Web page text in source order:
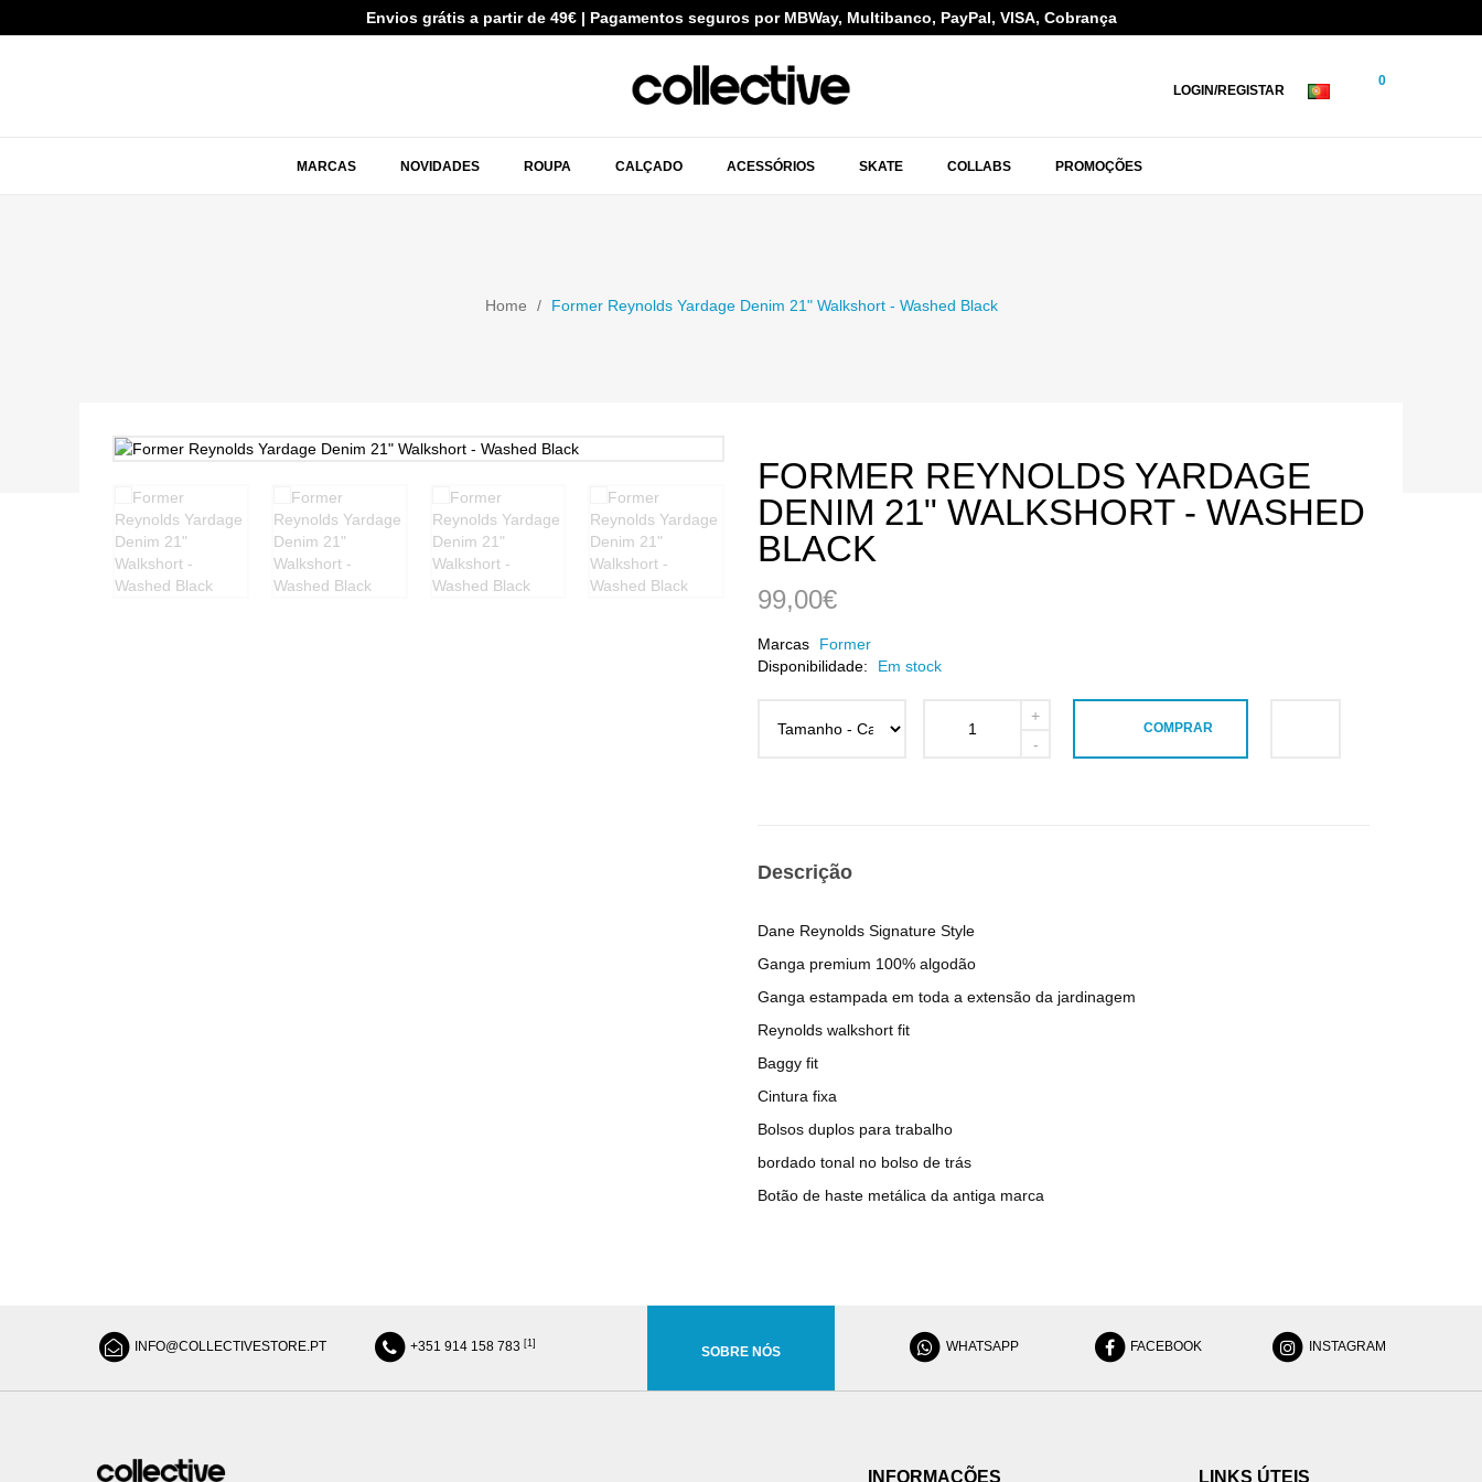
Envios grátis a partir de 49€ | Pagamentos seguros por MBWay, Multibanco, PayPal, VISA, Cobrança
LOGIN/REGISTAR
0
MARCAS NOVIDADES ROUPA CALÇADO ACESSÓRIOS SKATE COLLABS PROMOÇÕES
Home Former Reynolds Yardage Denim 21" Walkshort - Washed Black
FORMER REYNOLDS YARDAGE
DENIM 21" WALKSHORT - WASHED
BLACK
99,00€
Marcas
Former
Disponibilidade:
Em stock
COMPRAR
Descrição
Dane Reynolds Signature Style
Ganga premium 100% algodão
Ganga estampada em toda a extensão da jardinagem
Reynolds walkshort fit
Baggy fit
Cintura fixa
Bolsos duplos para trabalho
bordado tonal no bolso de trás
Botão de haste metálica da antiga marca
INFO@COLLECTIVESTORE.PT +351 914 158 783 [1]
SOBRE NÓS WHATSAPP FACEBOOK INSTAGRAM
INFORMAÇÕES LINKS ÚTEIS